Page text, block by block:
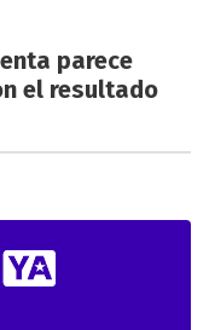
parece
el resultado